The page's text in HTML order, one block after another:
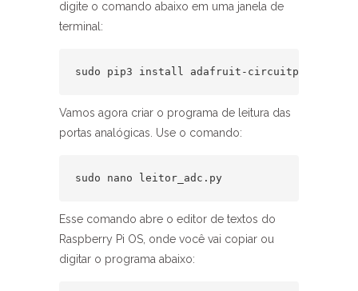
digite o comando abaixo em uma janela de
terminal:
sudo pip3 install adafruit-circuitpython-
Vamos agora criar o programa de leitura das
portas analógicas. Use o comando:
sudo nano leitor_adc.py
Esse comando abre o editor de textos do
Raspberry Pi OS, onde você vai copiar ou
digitar o programa abaixo: